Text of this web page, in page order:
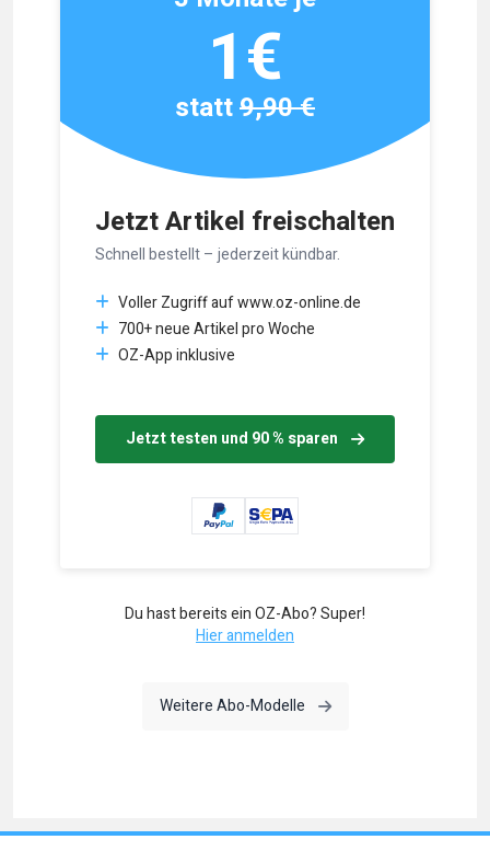
Jetzt Artikel freischalten
Schnell bestellt – jederzeit kündbar.
Voller Zugriff auf www.oz-online.de
700+ neue Artikel pro Woche
OZ-App inklusive
Jetzt testen und 90 % sparen
1€
statt9,90 €
Du hast bereits ein OZ-Abo? Super!
Hier anmelden
Weitere Abo-Modelle